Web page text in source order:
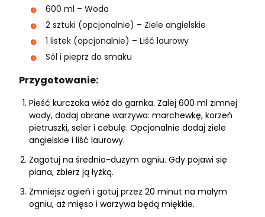
600 ml – Woda
2 sztuki (opcjonalnie) – Ziele angielskie
1 listek (opcjonalnie) – Liść laurowy
Sól i pieprz do smaku
Przygotowanie:
Pieść kurczaka włóż do garnka. Zalej 600 ml zimnej
wody, dodaj obrane warzywa: marchewkę, korzeń
pietruszki, seler i cebulę. Opcjonalnie dodaj ziele
angielskie i liść laurowy.
Zagotuj na średnio-dużym ogniu. Gdy pojawi się
piana, zbierz ją łyżką.
Zmniejsz ogień i gotuj przez 20 minut na małym
ogniu, aż mięso i warzywa będą miękkie.